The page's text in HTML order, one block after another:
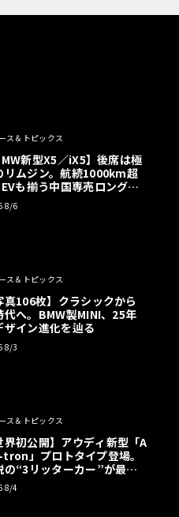
ものなので、あるいはクー
ィファイした実車の再現な
いようだ（エンジンから、1
が……）。ここから先の、キ
いては、作例の作者・畔蒜
う。
ロントバンパー、サイドシ
い。実はこれ、1980年代キ
年以降のエクステリ
ライダーの定番スタイルな
灯マスクにすればストック
タムしたフリートウッド・
たマイルドなカスタムも居
してみても実車がいくつか
ン前のプロジェクト途中の
ス＆トピックス
新型X5／iX5】後席は極
リムジン。航続1000km超
も揃う中国専売ロング仕
貌
8/6
ス＆トピックス
真106枚】クラシックから
代へ。BMW製MINI、25年
ザイン進化を辿る
8/3
ス＆トピックス
界初公開】アウディ新型「A
」プロトタイプ登場。
の“3リッターカー”が最高
エントリーBEVとして復活
38枚】
8/4